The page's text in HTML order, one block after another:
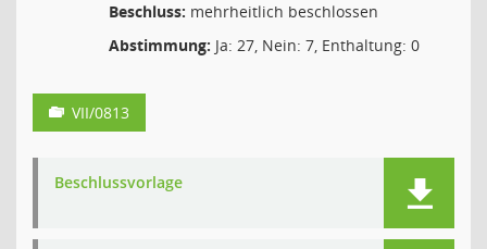
Beschluss: mehrheitlich beschlossen
Abstimmung: Ja: 27, Nein: 7, Enthaltung: 0
VII/0813
Beschlussvorlage